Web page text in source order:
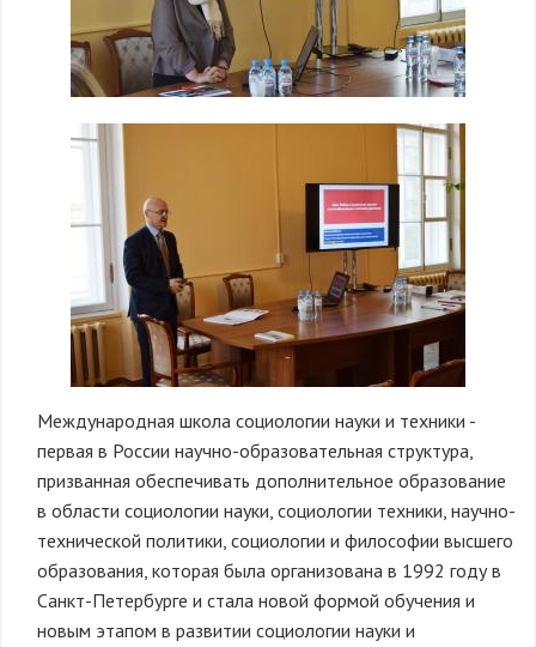
Международная школа социологии науки и техники -
первая в России научно-образовательная структура,
призванная обеспечивать дополнительное образование
в области социологии науки, социологии техники, научно-
технической политики, социологии и философии высшего
образования, которая была организована в 1992 году в
Санкт-Петербурге и стала новой формой обучения и
новым этапом в развитии социологии науки и